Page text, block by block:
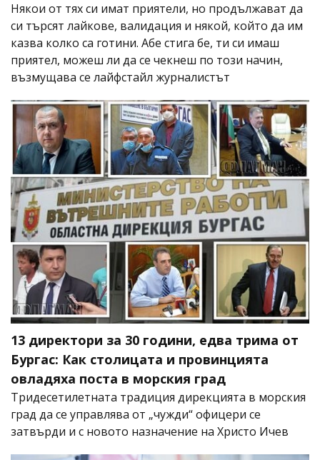
Някои от тях си имат приятели, но продължават да
си търсят лайкове, валидация и някой, който да им
казва колко са готини. Абе стига бе, ти си имаш
приятел, можеш ли да се чекнеш по този начин,
възмущава се лайфстайл журналистът
13 директори за 30 години, едва трима от
Бургас: Как столицата и провинцията
овладяха поста в морския град
Тридесетилетната традиция дирекцията в морския
град да се управлява от „чужди“ офицери се
затвърди и с новото назначение на Христо Ичев